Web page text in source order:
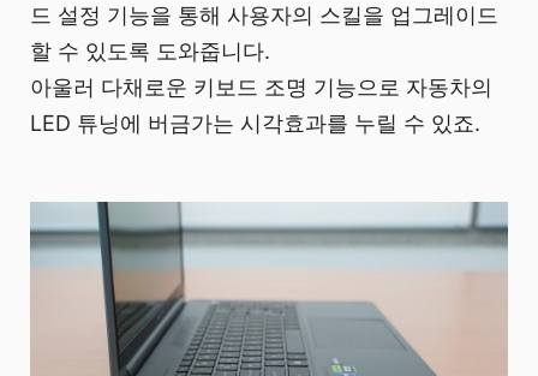
드 설정 기능을 통해 사용자의 스킬을 업그레이드
할 수 있도록 도와줍니다.
아울러 다채로운 키보드 조명 기능으로 자동차의
LED 튜닝에 버금가는 시각효과를 누릴 수 있죠.